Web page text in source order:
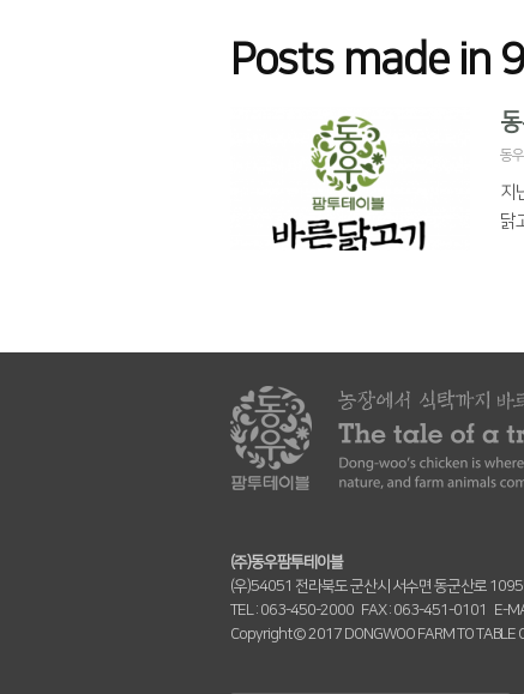
Posts made in
동
지
닭
(주)동우팜투테이블
(우)54051 전라북도 군산시 서수면 동군산로 1095
TEL : 063-450-2000 FAX : 063-451-0101 E-
Copyright© 2017 DONGWOO FARM TO TABLE